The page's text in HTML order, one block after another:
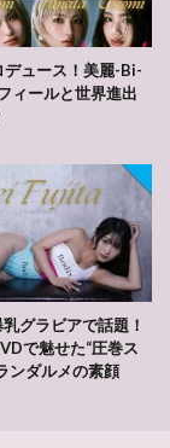
デュース！美麗-Bi-
ィールと世界進出
グラビアで話題！
で魅せた“圧巻ス
ンダルメの素顔